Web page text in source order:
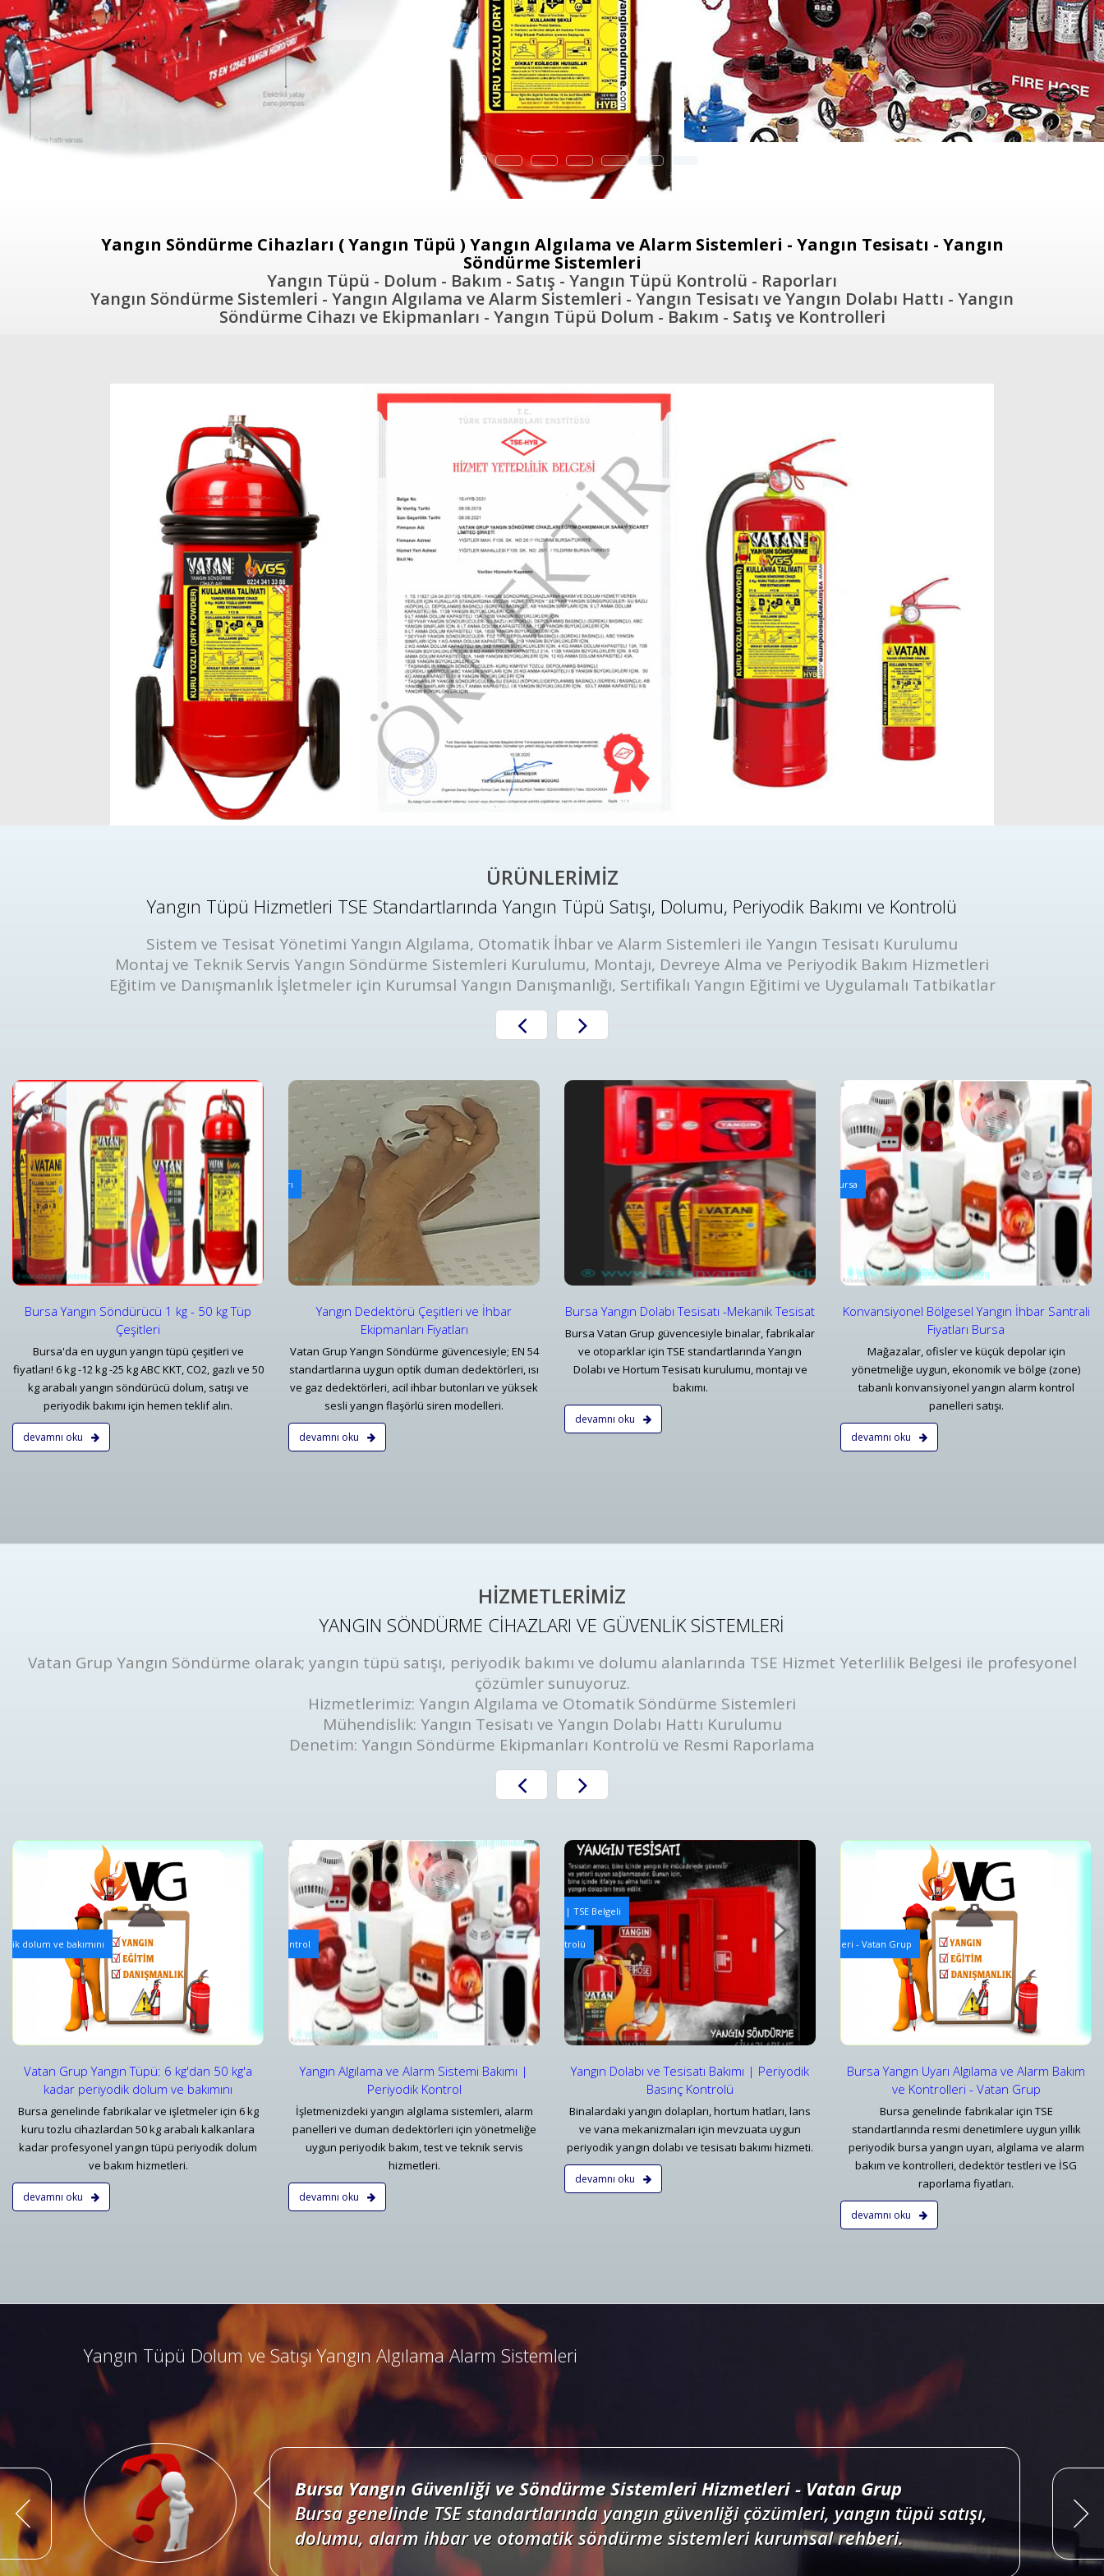
Yangın Söndürme Cihazları ( Yangın Tüpü ) Yangın Algılama ve Alarm Sistemleri - Yangın Tesisatı - Yangın
Söndürme Sistemleri
Yangın Tüpü - Dolum - Bakım - Satış - Yangın Tüpü Kontrolü - Raporları
Yangın Söndürme Sistemleri - Yangın Algılama ve Alarm Sistemleri - Yangın Tesisatı ve Yangın Dolabı Hattı - Yangın
Söndürme Cihazı ve Ekipmanları - Yangın Tüpü Dolum - Bakım - Satış ve Kontrolleri
ÜRÜNLERİMİZ
Yangın Tüpü Hizmetleri TSE Standartlarında Yangın Tüpü Satışı, Dolumu, Periyodik Bakımı ve Kontrolü
Sistem ve Tesisat Yönetimi Yangın Algılama, Otomatik İhbar ve Alarm Sistemleri ile Yangın Tesisatı Kurulumu
Montaj ve Teknik Servis Yangın Söndürme Sistemleri Kurulumu, Montajı, Devreye Alma ve Periyodik Bakım Hizmetleri
Eğitim ve Danışmanlık İşletmeler için Kurumsal Yangın Danışmanlığı, Sertifikalı Yangın Eğitimi ve Uygulamalı Tatbikatlar
Bursa Yangın Söndürücü 1 kg - 50 kg Tüp
Çeşitleri
Bursa'da en uygun yangın tüpü çeşitleri ve
fiyatları! 6 kg -12 kg -25 kg ABC KKT, CO2, gazlı ve 50
kg arabalı yangın söndürücü dolum, satışı ve
periyodik bakımı için hemen teklif alın.
devamnı oku
Yangın Dedektörleri & Sensörleri (Duman, Isı, Gaz)
Yangın Dedektörü Çeşitleri ve İhbar Ekipmanları Fiyatları
Detaylar
Yangın Dedektörü Çeşitleri ve İhbar
Ekipmanları Fiyatları
Vatan Grup Yangın Söndürme güvencesiyle; EN 54
standartlarına uygun optik duman dedektörleri, ısı
ve gaz dedektörleri, acil ihbar butonları ve yüksek
sesli yangın flaşörlü siren modelleri.
devamnı oku
Yangın Dolabı ve Hortum Tesisatı
Bursa Yangın Dolabı Tesisatı -Mekanik Tesisat
Detaylar
Bursa Yangın Dolabı Tesisatı -Mekanik Tesisat
Bursa Vatan Grup güvencesiyle binalar, fabrikalar
ve otoparklar için TSE standartlarında Yangın
Dolabı ve Hortum Tesisatı kurulumu, montajı ve
bakımı.
devamnı oku
Yangın Alarm & Kontrol Panelleri
Konvansiyonel Bölgesel Yangın İhbar Santrali Fiyatları Bursa
Detaylar
Konvansiyonel Bölgesel Yangın İhbar Santrali
Fiyatları Bursa
Mağazalar, ofisler ve küçük depolar için
yönetmeliğe uygun, ekonomik ve bölge (zone)
tabanlı konvansiyonel yangın alarm kontrol
panelleri satışı.
devamnı oku
Arabalı Yangın Hortum Makaraları
Tekerlekli Mobil Yangın Hortumu Makaraları ve
Detaylar
HİZMETLERİMİZ
YANGIN SÖNDÜRME CİHAZLARI VE GÜVENLİK SİSTEMLERİ
Vatan Grup Yangın Söndürme olarak; yangın tüpü satışı, periyodik bakımı ve dolumu alanlarında TSE Hizmet Yeterlilik Belgesi ile profesyonel
çözümler sunuyoruz.
Hizmetlerimiz: Yangın Algılama ve Otomatik Söndürme Sistemleri
Mühendislik: Yangın Tesisatı ve Yangın Dolabı Hattı Kurulumu
Denetim: Yangın Söndürme Ekipmanları Kontrolü ve Resmi Raporlama
dolum ve bakımını
Vatan Grup Yangın Tüpü: 6 kg'dan 50 kg'a
kadar periyodik dolum ve bakımını
Bursa genelinde fabrikalar ve işletmeler için 6 kg
kuru tozlu cihazlardan 50 kg arabalı kalkanlara
kadar profesyonel yangın tüpü periyodik dolum
ve bakım hizmetleri.
devamnı oku
Yangın Algılama ve Alarm Bakım ve Kontrolleri
Yangın Algılama ve Alarm Sistemi Bakımı | Periyodik Kontrol
Detaylar
Yangın Algılama ve Alarm Sistemi Bakımı |
Periyodik Kontrol
İşletmenizdeki yangın algılama sistemleri, alarm
panelleri ve duman dedektörleri için yönetmeliğe
uygun periyodik bakım, test ve teknik servis
hizmetleri.
devamnı oku
Mekanik Yangın Tesisatı Bakım ve Periyodik Kontrolleri | TSE Belgeli
Yangın Dolabı ve Tesisatı Bakımı | Periyodik Basınç Kontrolü
Detaylar
Yangın Dolabı ve Tesisatı Bakımı | Periyodik
Basınç Kontrolü
Binalardaki yangın dolapları, hortum hatları, lans
ve vana mekanizmaları için mevzuata uygun
periyodik yangın dolabı ve tesisatı bakımı hizmeti.
devamnı oku
Yangın Algılama ve Alarm Bakım ve Kontrolleri
Bursa Yangın Uyarı Algılama ve Alarm Bakım ve Kontrolleri - Vatan Grup
Detaylar
Bursa Yangın Uyarı Algılama ve Alarm Bakım
ve Kontrolleri - Vatan Grup
Bursa genelinde fabrikalar için TSE
standartlarında resmi denetimlere uygun yıllık
periyodik bursa yangın uyarı, algılama ve alarm
bakım ve kontrolleri, dedektör testleri ve İSG
raporlama fiyatları.
devamnı oku
Mekanik Yangın Tesisatı Bakım ve Periyodik
Bursa Mekanik Yangın Tesisatı ve Periyodik Kontrol
Detaylar
Yangın Tüpü Dolum ve Satışı Yangın Algılama Alarm Sistemleri
Bursa Yangın Algılama ve İhbar Alarm Sistemleri
Bursa adresli ve konvansiyonel yangın alarm sistemleri projelendirme, duman, ısı,
kombine dedektörler, kontrol panelleri ve yangın butonları satış, bakım, montajı.
Bursa Yangın Güvenliği ve Söndürme Sistemleri Hizmetleri - Vatan Grup
Bursa genelinde TSE standartlarında yangın güvenliği çözümleri, yangın tüpü satışı,
dolumu, alarm ihbar ve otomatik söndürme sistemleri kurumsal rehberi.